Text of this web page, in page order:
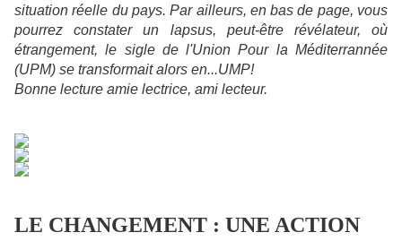
situation réelle du pays. Par ailleurs, en bas de page, vous
pourrez constater un lapsus, peut-être révélateur, où
étrangement, le sigle de l'Union Pour la Méditerrannée
(UPM) se transformait alors en...UMP!
Bonne lecture amie lectrice, ami lecteur.
LE CHANGEMENT : UNE ACTION